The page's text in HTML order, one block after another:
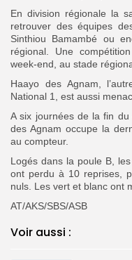
En division régionale la
retrouver des équipes
Sinthiou Bamambé ou
régional. Une
week-end, au stade
Haayo des Agnam,
National 1, est aussi
A six journées de la fin
des Agnam occupe la
au compteur.
Logés dans la poule B,
ont perdu à 10 reprises,
nuls. Les vert et blanc ont
AT/AKS/SBS/ASB
Voir aussi :